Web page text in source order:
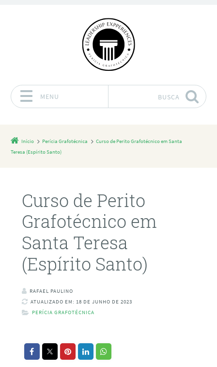
MENU BUSCA
Início Perícia Grafotécnica
Curso de Perito Grafotécnico em Santa
Teresa (Espírito Santo)
Curso de Perito
Grafotécnico em
Santa Teresa
(Espírito Santo)
RAFAEL PAULINO
ATUALIZADO EM: 18 DE JUNHO DE 2023
PERÍCIA GRAFOTÉCNICA